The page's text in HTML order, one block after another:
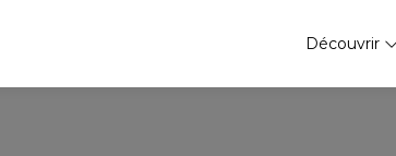
Découvrir